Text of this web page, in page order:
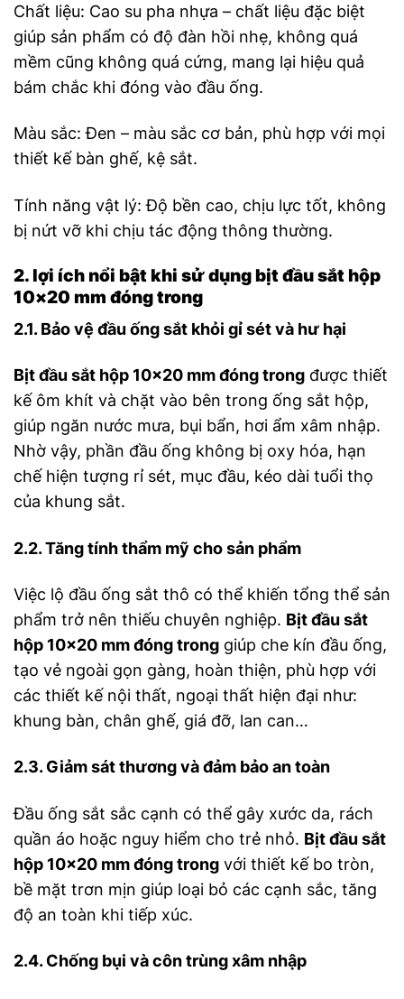
Chất liệu: Cao su pha nhựa – chất liệu đặc biệt
giúp sản phẩm có độ đàn hồi nhẹ, không quá
mềm cũng không quá cứng, mang lại hiệu quả
bám chắc khi đóng vào đầu ống.
Màu sắc: Đen – màu sắc cơ bản, phù hợp với mọi
thiết kế bàn ghế, kệ sắt.
Tính năng vật lý: Độ bền cao, chịu lực tốt, không
bị nứt vỡ khi chịu tác động thông thường.
2. lợi ích nổi bật khi sử dụng bịt đầu sắt hộp
10×20 mm đóng trong
2.1. Bảo vệ đầu ống sắt khỏi gỉ sét và hư hại
Bịt đầu sắt hộp 10×20 mm đóng trong được thiết
kế ôm khít và chặt vào bên trong ống sắt hộp,
giúp ngăn nước mưa, bụi bẩn, hơi ẩm xâm nhập.
Nhờ vậy, phần đầu ống không bị oxy hóa, hạn
chế hiện tượng rỉ sét, mục đầu, kéo dài tuổi thọ
của khung sắt.
2.2. Tăng tính thẩm mỹ cho sản phẩm
Việc lộ đầu ống sắt thô có thể khiến tổng thể sản
phẩm trở nên thiếu chuyên nghiệp. Bịt đầu sắt
hộp 10×20 mm đóng trong giúp che kín đầu ống,
tạo vẻ ngoài gọn gàng, hoàn thiện, phù hợp với
các thiết kế nội thất, ngoại thất hiện đại như:
khung bàn, chân ghế, giá đỡ, lan can…
2.3. Giảm sát thương và đảm bảo an toàn
Đầu ống sắt sắc cạnh có thể gây xước da, rách
quần áo hoặc nguy hiểm cho trẻ nhỏ. Bịt đầu sắt
hộp 10×20 mm đóng trong với thiết kế bo tròn,
bề mặt trơn mịn giúp loại bỏ các cạnh sắc, tăng
độ an toàn khi tiếp xúc.
2.4. Chống bụi và côn trùng xâm nhập